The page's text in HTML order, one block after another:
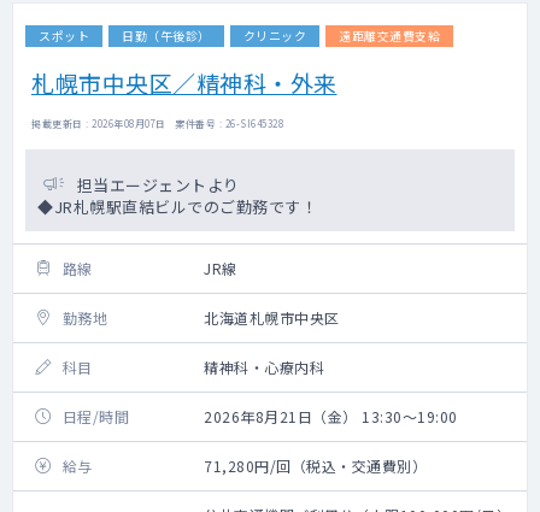
スポット 日勤（午後診） クリニック 遠距離交通費支給
札幌市中央区／精神科・外来
掲載更新日 : 2026年08月07日 案件番号 : 26-SI645328
担当エージェントより
◆JR札幌駅直結ビルでのご勤務です！
路線 JR線
勤務地 北海道札幌市中央区
科目 精神科・心療内科
日程/時間 2026年8月21日（金） 13:30～19:00
給与 71,280円/回（税込・交通費別）